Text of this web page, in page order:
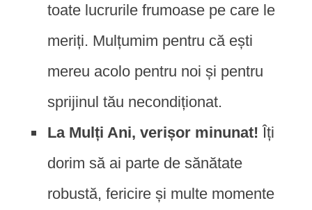
toate lucrurile frumoase pe care le
meriți. Mulțumim pentru că ești
mereu acolo pentru noi și pentru
sprijinul tău necondiționat.
La Mulți Ani, verișor minunat! Îți
dorim să ai parte de sănătate
robustă, fericire și multe momente